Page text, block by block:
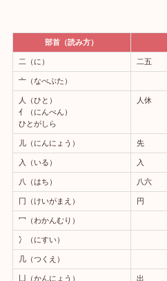
部首（読み方）
二（に） 二五
亠（なべぶた）
人（ひと）
亻（にんべん）
ひとがしら
人休
儿（にんにょう） 先
入（いる） 入
八（はち） 八六
冂（けいがまえ） 円
冖（わかんむり）
冫（にすい）
几（つくえ）
凵（かんにょう） 出